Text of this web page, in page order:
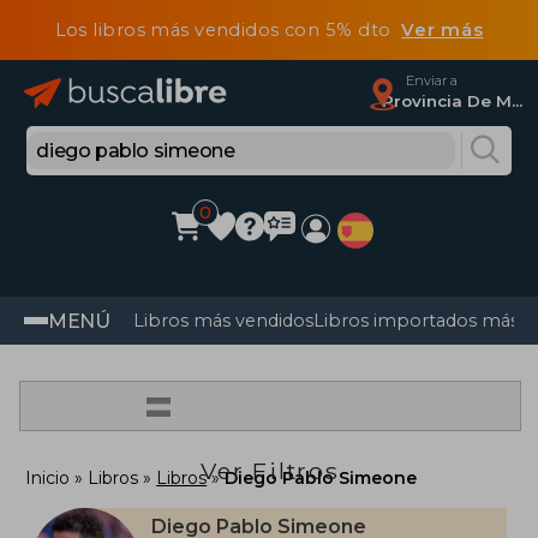
Los libros más vendidos con 5% dtoVer más
Enviar a
Provincia De Madrid
0
MENÚ Libros más vendidosLibros importados más
=
Ver Filtros
Inicio Libros Libros Diego Pablo Simeone
Diego Pablo Simeone